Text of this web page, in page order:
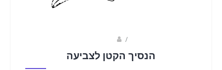
/
הנסיך הקטן לצביעה